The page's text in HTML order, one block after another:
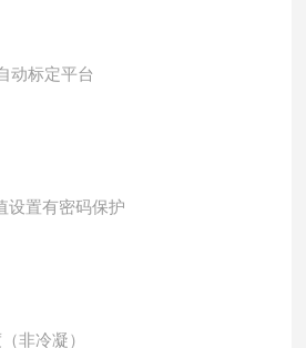
动标定平台
设置有密码保护
非冷凝）